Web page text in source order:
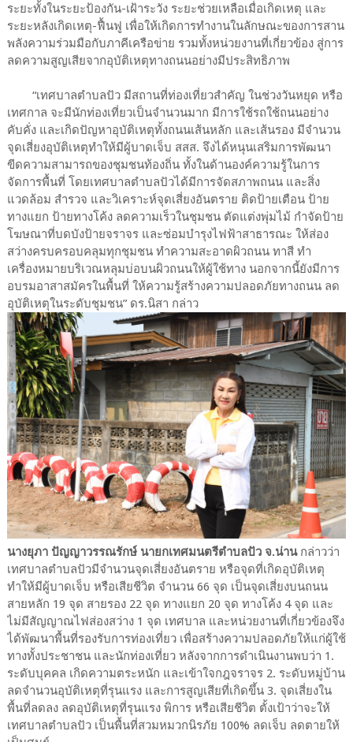
ระยะทั้งในระยะป้องกัน-เฝ้าระวัง ระยะช่วยเหลือเมื่อเกิดเหตุ และ
ระยะหลังเกิดเหตุ-ฟื้นฟู เพื่อให้เกิดการทำงานในลักษณะของการสาน
พลังความร่วมมือกับภาคีเครือข่าย รวมทั้งหน่วยงานที่เกี่ยวข้อง สู่การ
ลดความสูญเสียจากอุบัติเหตุทางถนนอย่างมีประสิทธิภาพ
“เทศบาลตำบลปัว มีสถานที่ท่องเที่ยวสำคัญ ในช่วงวันหยุด หรือ
เทศกาล จะมีนักท่องเที่ยวเป็นจำนวนมาก มีการใช้รถใช้ถนนอย่าง
คับคั่ง และเกิดปัญหาอุบัติเหตุทั้งถนนเส้นหลัก และเส้นรอง มีจำนวน
จุดเสี่ยงอุบัติเหตุทำให้มีผู้บาดเจ็บ สสส. จึงได้หนุนเสริมการพัฒนา
ขีดความสามารถของชุมชนท้องถิ่น ทั้งในด้านองค์ความรู้ในการ
จัดการพื้นที่ โดยเทศบาลตำบลปัวได้มีการจัดสภาพถนน และสิ่ง
แวดล้อม สำรวจ และวิเคราะห์จุดเสี่ยงอันตราย ติดป้ายเตือน ป้าย
ทางแยก ป้ายทางโค้ง ลดความเร็วในชุมชน ตัดแต่งพุ่มไม้ กำจัดป้าย
โฆษณาที่บดบังป้ายจราจร และซ่อมบำรุงไฟฟ้าสาธารณะ ให้ส่อง
สว่างครบครอบคลุมทุกชุมชน ทำความสะอาดผิวถนน ทาสี ทำ
เครื่องหมายบริเวณหลุมบ่อบนผิวถนนให้ผู้ใช้ทาง นอกจากนี้ยังมีการ
อบรมอาสาสมัครในพื้นที่ ให้ความรู้สร้างความปลอดภัยทางถนน ลด
อุบัติเหตุในระดับชุมชน” ดร.นิสา กล่าว
นางยุภา ปัญญาวรรณรักษ์ นายกเทศมนตรีตำบลปัว จ.น่านกล่าวว่า
เทศบาลตำบลปัวมีจำนวนจุดเสี่ยงอันตราย หรือจุดที่เกิดอุบัติเหตุ
ทำให้มีผู้บาดเจ็บ หรือเสียชีวิต จำนวน 66 จุด เป็นจุดเสี่ยงบนถนน
สายหลัก 19 จุด สายรอง 22 จุด ทางแยก 20 จุด ทางโค้ง 4 จุด และ
ไม่มีสัญญาณไฟส่องสว่าง 1 จุด เทศบาล และหน่วยงานที่เกี่ยวข้องจึง
ได้พัฒนาพื้นที่รองรับการท่องเที่ยว เพื่อสร้างความปลอดภัยให้แก่ผู้ใช้
ทางทั้งประชาชน และนักท่องเที่ยว หลังจากการดำเนินงานพบว่า 1.
ระดับบุคคล เกิดความตระหนัก และเข้าใจกฎจราจร 2. ระดับหมู่บ้าน
ลดจำนวนอุบัติเหตุที่รุนแรง และการสูญเสียที่เกิดขึ้น 3. จุดเสี่ยงใน
พื้นที่ลดลง ลดอุบัติเหตุที่รุนแรง พิการ หรือเสียชีวิต ตั้งเป้าว่าจะให้
เทศบาลตำบลปัว เป็นพื้นที่สวมหมวกนิรภัย 100% ลดเจ็บ ลดตายให้